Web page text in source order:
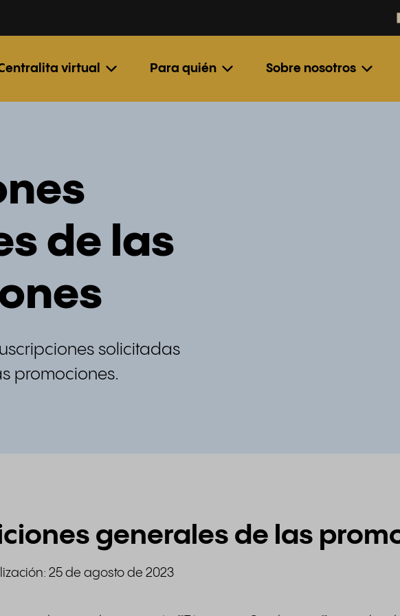
virtual Para quién Sobre nosotros
de las
solicitadas
promociones.
generales de las
25 de agosto de 2023